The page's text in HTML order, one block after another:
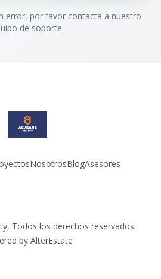
error, por favor contacta a nuestro
de soporte.
NosotrosBlogAsesores
, Todos los derechos reservados
by AlterEstate